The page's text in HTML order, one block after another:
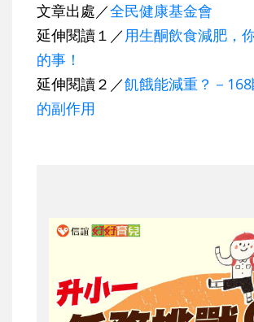
文章出處／全民健康基金會
延伸閱讀１／用生酮飲食減肥，
的事！
延伸閱讀２／飢餓能減重？－
的副作用